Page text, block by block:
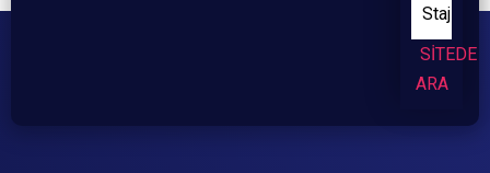
Staj
SİTEDE
ARA